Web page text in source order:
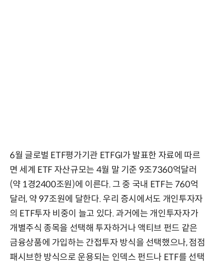
6월 글로벌 ETF평가기관 ETFGI가 발표한 자료에 따르
면 세계 ETF 자산규모는 4월 말 기준 9조7360억달러
(약 1경2400조원)에 이른다. 그 중 국내 ETF는 760억
달러, 약 97조원에 달한다. 우리 증시에서도 개인투자자
의 ETF투자 비중이 늘고 있다. 과거에는 개인투자자가
개별주식 종목을 선택해 투자하거나 액티브 펀드 같은
금융상품에 가입하는 간접투자 방식을 선택했으나, 점점
패시브한 방식으로 운용되는 인덱스 펀드나 ETF를 선택